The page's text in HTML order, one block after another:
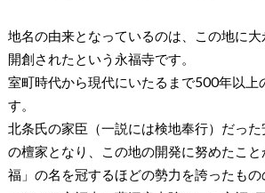
地名の由来となっているのは、この地に
開創されたという永福寺です。
室町時代から現代にいたるまで500年以上
す。
北条氏の家臣（一説には検地奉行）だっ
の檀家となり、この地の開発に努めたこ
福」の名を冠するほどの勢力を誇ったもの